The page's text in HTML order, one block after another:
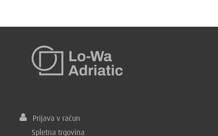
Prijava v račun
Spletna trgovina